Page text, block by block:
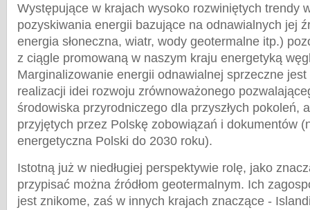
Występujące w krajach wysoko rozwiniętych trendy
pozyskiwania energii bazujące na odnawialnych jej
energia słoneczna, wiatr, wody geotermalne itp.)
z ciągle promowaną w naszym kraju energetyką
Marginalizowanie energii odnawialnej sprzeczne
realizacji idei rozwoju zrównoważonego
środowiska przyrodniczego dla przyszłych pokoleń,
przyjętych przez Polskę zobowiązań i dokumentów
energetyczna Polski do 2030 roku).
Istotną już w niedługiej perspektywie rolę, jako
przypisać można źródłom geotermalnym. Ich
jest znikome, zaś w innych krajach znaczące -